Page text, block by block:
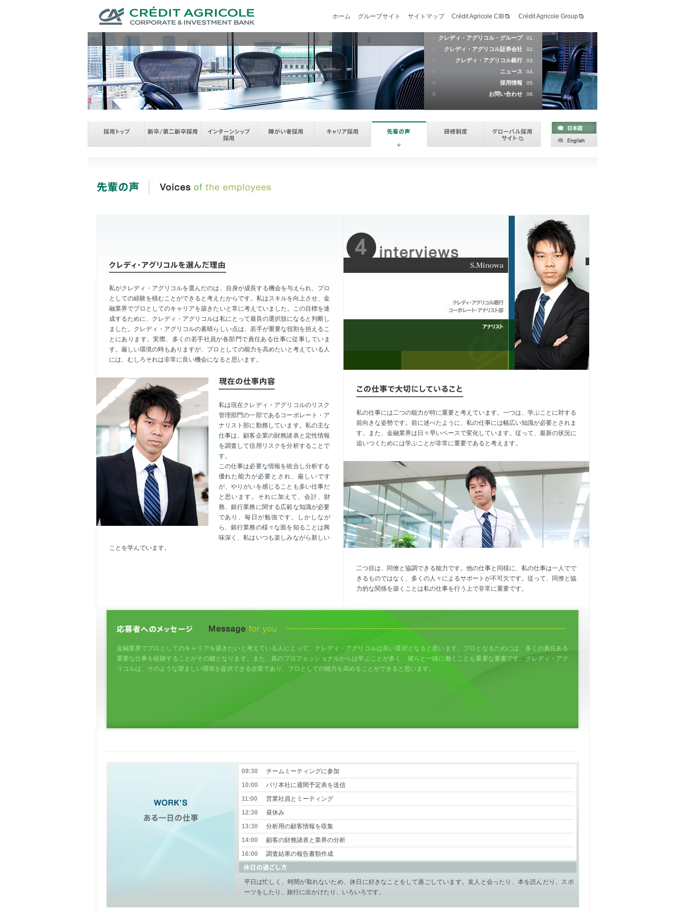
ホーム グループサイト サイトマップ Crédit Agricole CIB Crédit Agricole Group
クレディ・アグリコル・グループ 01.
クレディ・アグリコル証券会社 02.
クレディ・アグリコル銀行 03.
ニュース 04.
採用情報 05.
お問い合わせ 06.
私がクレディ・アグリコルを選んだのは、自身が成長する機会を与えられ、プロ
としての経験を積むことができると考えたからです。私はスキルを向上させ、金
融業界でプロとしてのキャリアを築きたいと常に考えていました。この目標を達
成するために、クレディ・アグリコルは私にとって最良の選択肢になると判断し
ました。クレディ・アグリコルの素晴らしい点は、若手が重要な役割を担えるこ
とにあります。実際、多くの若手社員が各部門で責任ある仕事に従事していま
す。厳しい環境の時もありますが、プロとしての能力を高めたいと考えている人
には、むしろそれは非常に良い機会になると思います。
私は現在クレディ・アグリコルのリスク
管理部門の一部であるコーポレート・ア
ナリスト部に勤務しています。私の主な
仕事は、顧客企業の財務諸表と定性情報
を調査して信用リスクを分析することで
す。
この仕事は必要な情報を統合し分析する
優れた能力が必要とされ、厳しいです
が、やりがいを感じることも多い仕事だ
と思います。それに加えて、会計、財
務、銀行業務に関する広範な知識が必要
であり、毎日が勉強です。しかしなが
ら、銀行業務の様々な面を知ることは興
味深く、私はいつも楽しみながら新しい
ことを学んでいます。
私の仕事には二つの能力が特に重要と考えています。一つは、学ぶことに対する
前向きな姿勢です。前に述べたように、私の仕事には幅広い知識が必要とされま
す。また、金融業界は日々早いペースで変化しています。従って、最新の状況に
追いつくためには学ぶことが非常に重要であると考えます。
二つ目は、同僚と協調できる能力です。他の仕事と同様に、私の仕事は一人でで
きるものではなく、多くの人々によるサポートが不可欠です。従って、同僚と協
力的な関係を築くことは私の仕事を行う上で非常に重要です。
金融業界でプロとしてのキャリアを築きたいと考えている人にとって、クレディ・アグリコルは良い選択となると思います。プロとなるためには、多くの責任ある
重要な仕事を経験することがその鍵となります。また、真のプロフェッショナルからは学ぶことが多く、彼らと一緒に働くことも重要な要素です。クレディ・アグ
リコルは、そのような望ましい環境を提供できる企業であり、プロとしての能力を高めることができると思います。
09:30
チームミーティングに参加
10:00
パリ本社に週間予定表を送信
11:00
営業社員とミーティング
12:30
昼休み
13:30
分析用の顧客情報を収集
14:00
顧客の財務諸表と業界の分析
16:00
調査結果の報告書類作成
平日は忙しく、時間が取れないため、休日に好きなことをして過ごしています。友人と会ったり、本を読んだり、スポ
ーツをしたり、旅行に出かけたり、いろいろです。